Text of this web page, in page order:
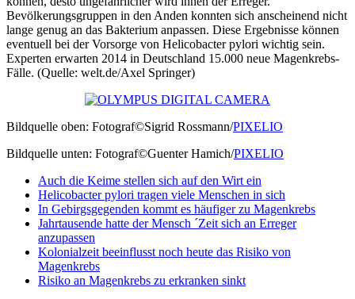
Bevölkerungsgruppen in den Anden konnten sich anscheinend nicht
lange genug an das Bakterium anpassen. Diese Ergebnisse können
eventuell bei der Vorsorge von Helicobacter pylori wichtig sein.
Experten erwarten 2014 in Deutschland 15.000 neue Magenkrebs-
Fälle. (Quelle: welt.de/Axel Springer)
Bildquelle oben: Fotograf©Sigrid Rossmann/PIXELIO
Bildquelle unten: Fotograf©Guenter Hamich/PIXELIO
Auch die Keime stellen sich auf den Wirt ein
Helicobacter pylori tragen viele Menschen in sich
In Gebirgsgegenden kommt es häufiger zu Magenkrebs
Jahrtausende hatte der Mensch ´Zeit sich an Erreger
anzupassen
Kolonialzeit beeinflusst noch heute das Risiko von
Magenkrebs
Risiko an Magenkrebs zu erkranken sinkt